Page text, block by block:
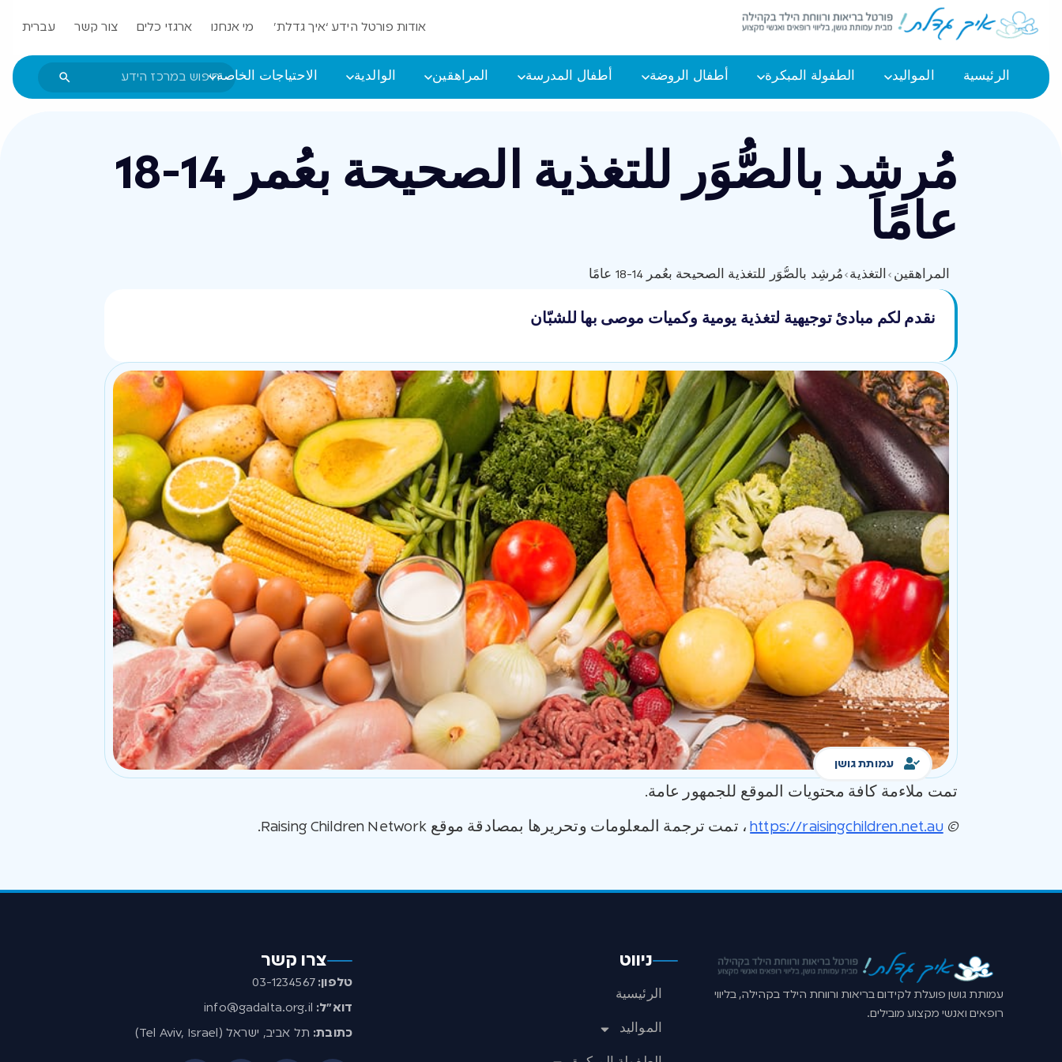
אודות פורטל הידע ‘איך גדלת’ מי אנחנו ארגזי כלים צור קשר עברית
الرئيسية المواليد الطفولة المبكرة أطفال الروضة أطفال المدرسة المراهقين الوالدية الاحتياجات الخاصة
مُرشِد بالصُّوَر للتغذية الصحيحة بعُمر 14-18
عامًا
المراهقين › التغذية›مُرشِد بالصُّوَر للتغذية الصحيحة بعُمر 14-18 عامًا
نقدم لكم مبادئ توجيهية لتغذية يومية وكميات موصى بها للشبّان
עמותת גושן
تمت ملاءمة كافة محتويات الموقع للجمهور عامة.
©
https://raisingchildren.net.au ، تمت ترجمة المعلومات وتحريرها بمصادقة موقع Raising Children Network.
עמותת גושן פועלת לקידום בריאות ורווחת הילד בקהילה, בליווי
רופאים ואנשי מקצוע מובילים.
ניווט
الرئيسية
المواليد
צרו קשר
טלפון: 03-1234567
דוא”ל: info@gadalta.org.il
כתובת: תל אביב, ישראל (Tel Aviv, Israel)